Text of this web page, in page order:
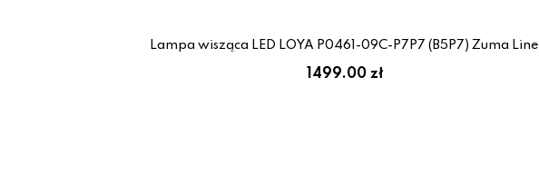
Lampa wisząca LED LOYA P0461-09C-P7P7 (B5P7) Zuma Line
1499.00 zł